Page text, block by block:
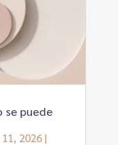
se puede
11, 2026|